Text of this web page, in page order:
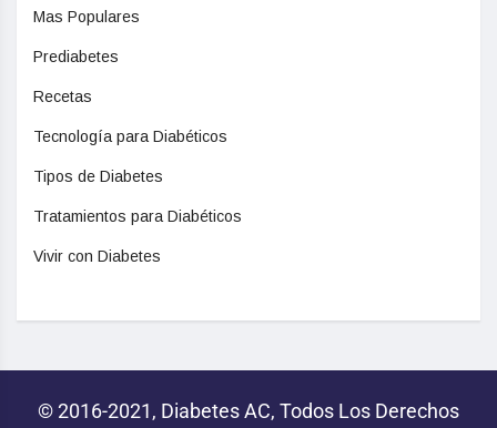
Mas Populares
Prediabetes
Recetas
Tecnología para Diabéticos
Tipos de Diabetes
Tratamientos para Diabéticos
Vivir con Diabetes
© 2016-2021, Diabetes AC, Todos Los Derechos